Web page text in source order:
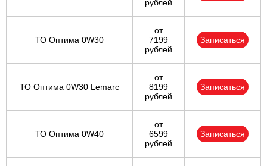
рублей
ТО Оптима 0W30
от
7199
рублей
Записаться
ТО Оптима 0W30 Lemarc
от
8199
рублей
Записаться
ТО Оптима 0W40
от
6599
рублей
Записаться